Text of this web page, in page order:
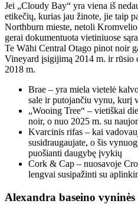
Jei „Cloudy Bay“ yra viena iš
etikečių, kurias jau žinote, jie taip
Northburn mieste, netoli
gerai dokumentuota vietiniuose
Te Wāhi Central Otago pinot noir
Vineyard įsigijimą 2014 m. ir rūsio
2018 m.
Brae – yra miela vietelė
sale ir putojančiu vynu, kurį
„Wooing Tree“ – vietiškai
noir, o nuo 2025 m. su
Kvarcinis rifas – kai
susidraugaujate, o šis
puošianti daugybę įvykių
Cork & Cap – nuosavoje
lengvai susipažinti su
Alexandra baseino vyninės